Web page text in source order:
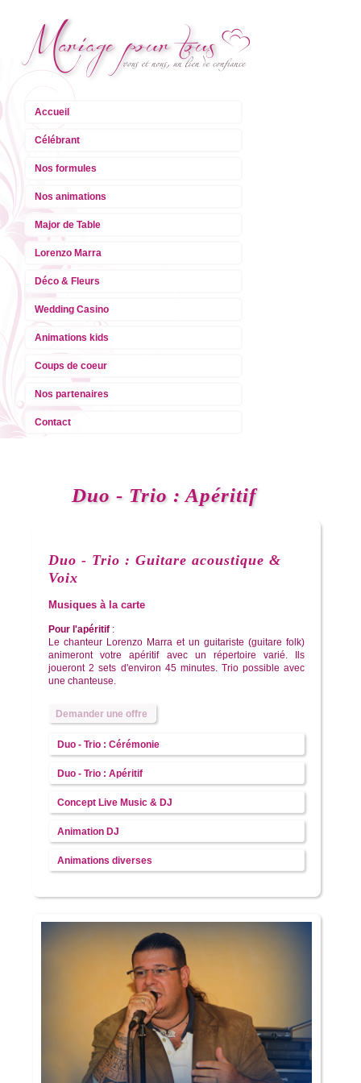
Accueil
Célébrant
Nos formules
Nos animations
Major de Table
Lorenzo Marra
Déco & Fleurs
Wedding Casino
Animations kids
Coups de coeur
Nos partenaires
Contact
Duo - Trio : Apéritif
Duo - Trio : Guitare acoustique &
Voix
Musiques à la carte
Pour l'apéritif :
Le chanteur Lorenzo Marra et un guitariste (guitare folk)
animeront votre apéritif avec un répertoire varié. Ils
joueront 2 sets d'environ 45 minutes. Trio possible avec
une chanteuse.
Demander une offre
Duo - Trio : Cérémonie
Duo - Trio : Apéritif
Concept Live Music & DJ
Animation DJ
Animations diverses